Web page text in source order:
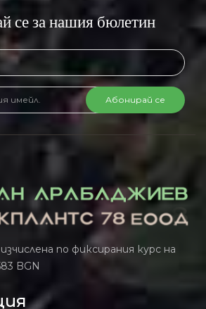
се за нашия бюлетин
Абонирай се
по фиксирания курс на
BGN